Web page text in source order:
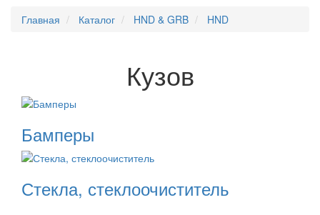
Главная
Каталог HND & GRB HND
Кузов
Бамперы
Стекла, стеклоочиститель